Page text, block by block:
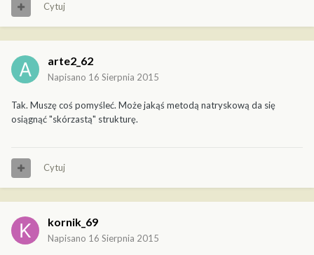
Cytuj
arte2_62
Napisano 16 Sierpnia 2015
Tak. Muszę coś pomyśleć. Może jakąś metodą natryskową da się
osiągnąć "skórzastą" strukturę.
Cytuj
kornik_69
Napisano 16 Sierpnia 2015